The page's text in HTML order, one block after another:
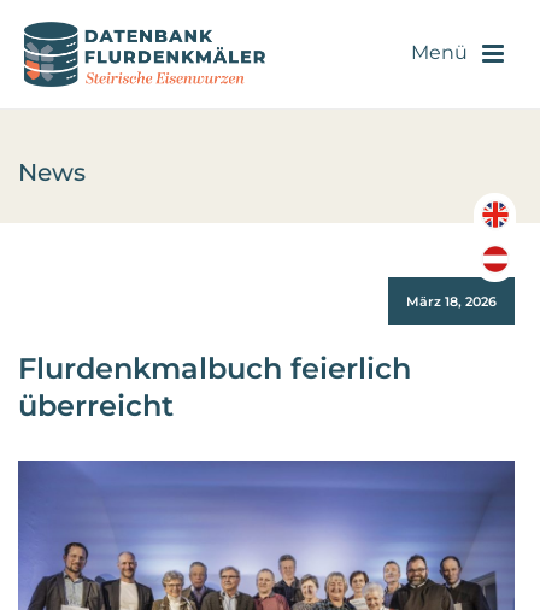
News
März 18, 2026
Flurdenkmalbuch feierlich
überreicht